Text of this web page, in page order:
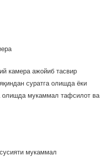
камера ажойиб тасвир
суратга олишда ёки
олишда мукаммал тафсилот ва
мукаммал